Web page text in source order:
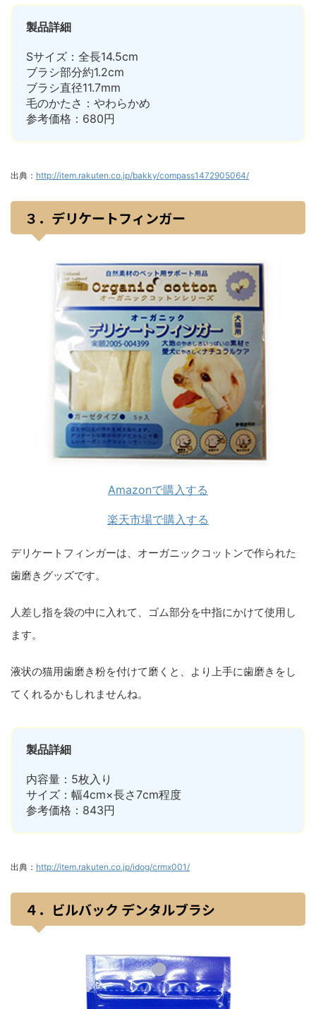
製品詳細
Sサイズ：全長14.5cm
ブラシ部分約1.2cm
ブラシ直径11.7mm
毛のかたさ：やわらかめ
参考価格：680円
出典： http://item.rakuten.co.jp/bakky/compass1472905064/
３．デリケートフィンガー
Amazonで購入する
楽天市場で購入する
デリケートフィンガーは、オーガニックコットンで作られた
歯磨きグッズです。
人差し指を袋の中に入れて、ゴム部分を中指にかけて使用し
ます。
液状の猫用歯磨き粉を付けて磨くと、より上手に歯磨きをし
てくれるかもしれませんね。
製品詳細
内容量：5枚入り
サイズ：幅4cm×長さ7cm程度
参考価格：843円
出典： http://item.rakuten.co.jp/idog/crmx001/
４．ビルバック デンタルブラシ